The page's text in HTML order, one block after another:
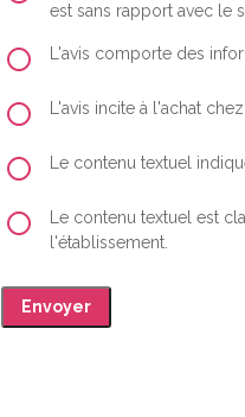
est sans rapport avec le
L'avis comporte des
L'avis incite à l'achat
Le contenu textuel
Le contenu textuel est
l'établissement.
Envoyer